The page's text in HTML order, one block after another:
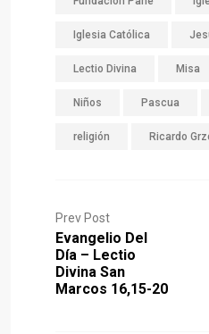
Iglesia Católica
Lectio Divina Misa
Niños Pascua
religión Ricardo
Prev Post
Evangelio Del
Día – Lectio
Divina San
Marcos 16,15-20